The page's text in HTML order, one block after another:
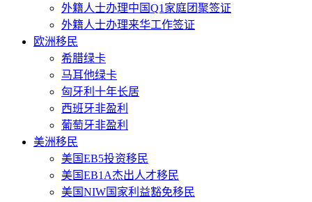
外籍人士办理中国Q1家庭团聚签证
外籍人士办理来华工作签证
欧洲移民
希腊绿卡
马耳他绿卡
匈牙利十年长居
西班牙非盈利
葡萄牙非盈利
美洲移民
美国EB5投资移民
美国EB1A杰出人才移民
美国NIW国家利益豁免移民